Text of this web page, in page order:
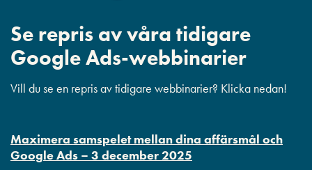
Se repris av våra tidigare
Google Ads-webbinarier
Vill du se en repris av tidigare webbinarier? Klicka nedan!
Maximera samspelet mellan dina affärsmål och
Google Ads – 3 december 2025